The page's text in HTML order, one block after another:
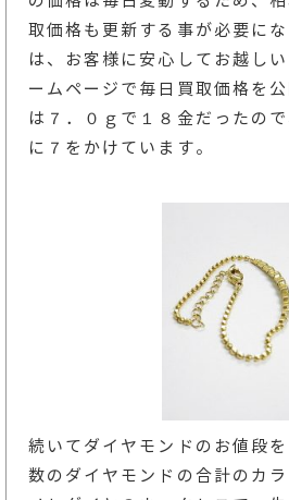
取価格も更新する事が必要に
は、お客様に安心してお越し
ームページで毎日買取価格を
は７．０ｇで１８金だったの
に７をかけています。
続いてダイヤモンドのお値段
数のダイヤモンドの合計のカ